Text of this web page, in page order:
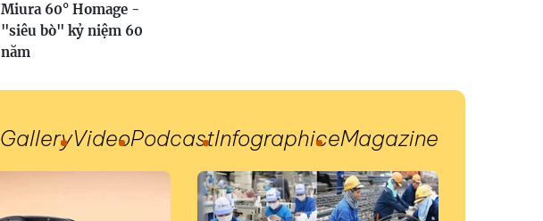
Miura 60° Homage -
"siêu bò" kỷ niệm 60
năm
GalleryVideoPodcastInfographiceMagazine